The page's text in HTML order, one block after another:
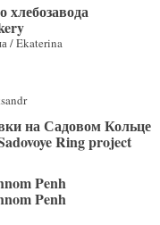
хлебозавода
/ Ekaterina
на Садовом Кольце
Ring project
Penh
Penh